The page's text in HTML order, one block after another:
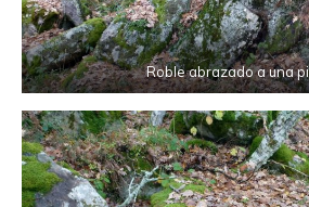
Roble abrazado a una